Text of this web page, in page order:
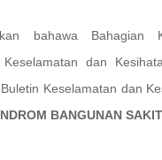
bahawa Bahagian
dan
Keselamatan dan
BANGUNAN